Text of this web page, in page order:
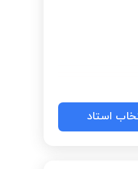
استاد